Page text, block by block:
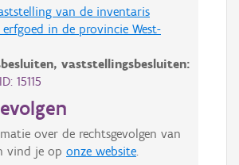
van de inventaris
in de provincie West-
vaststellingsbesluiten:
15115
over de rechtsgevolgen van
vind je op onze website